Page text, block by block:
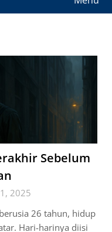
Sebelum
2025
26 tahun, hidup
Hari-harinya diisi